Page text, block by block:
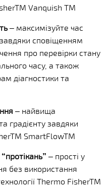
TM VanquishTM
– максимізуйте час
сповіщенням
про перевірки стану
часу, а також
діагностики та
– найвища
градієнту завдяки
TM SmartFlowTM
– прості у
без використання
Thermo FisherTM